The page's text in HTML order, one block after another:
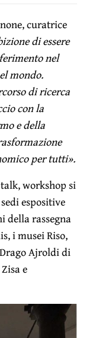
curatrice
di essere
nel
mondo.
di ricerca
con la
e della
per tutti».
workshop si
espositive
della rassegna
i musei Riso,
Ajroldi di
e